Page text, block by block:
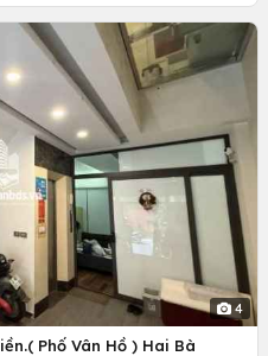
4
Phố Vân Hồ ) Hai Bà